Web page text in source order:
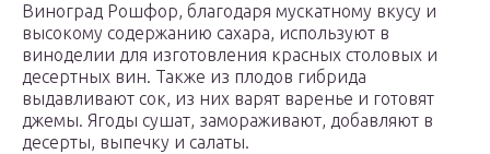
Виноград Рошфор, благодаря мускатному вкусу и
высокому содержанию сахара, используют в
виноделии для изготовления красных столовых и
десертных вин. Также из плодов гибрида
выдавливают сок, из них варят варенье и готовят
джемы. Ягоды сушат, замораживают, добавляют в
десерты, выпечку и салаты.